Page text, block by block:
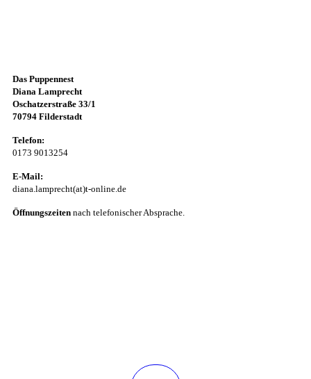
Das Puppennest
Diana Lamprecht
Oschatzerstraße 33/1
70794 Filderstadt
Telefon:
0173 9013254
E-Mail:
diana.lamprecht(at)t-online.de
Öffnungszeitennach telefonischer Absprache.